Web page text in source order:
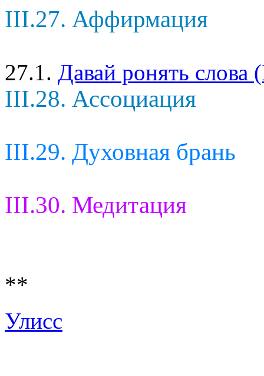
III.27. Аффирмация
27.1. Давай ронять слова
III.28. Ассоциация
III.29. Духовная брань
III.30. Медитация
**
Улисс